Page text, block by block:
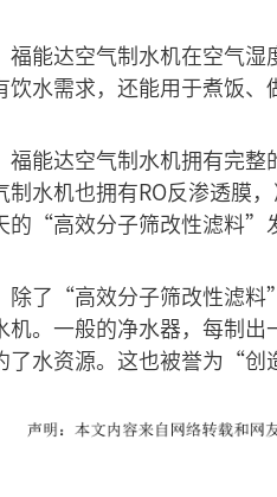
福能达空气制水机在空气
饮水需求，还能用于煮饭、
福能达空气制水机拥有完整
制水机也拥有RO反渗透膜
的“高效分子筛改性滤料”
除了“高效分子筛改性滤
机。一般的净水器，每制
了水资源。这也被誉为“创